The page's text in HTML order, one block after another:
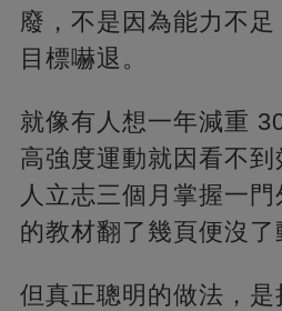
廢，不是因為能力不
目標嚇退。
就像有人想一年減重
高強度運動就因看不
人立志三個月掌握一
的教材翻了幾頁便沒了
但真正聰明的做法，是